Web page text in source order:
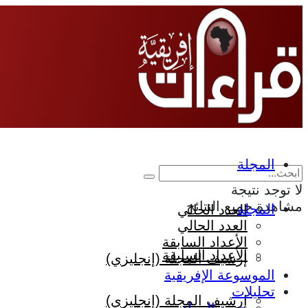
لا توجد نتيجة
مشاهدة جميع النتائج
المجلة
العدد الحالي
الأعداد السابقة
إرشيف المجلة (إنجليزي)
المجلة
العدد الحالي
الأعداد السابقة
إرشيف المجلة (إنجليزي)
الموسوعة الإفريقية
تحليلات